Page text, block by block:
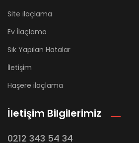
Site ilaçlama
Ev İlaçlama
Sık Yapılan Hatalar
İletişim
Haşere ilaçlama
İletişim Bilgilerimiz
0212 343 54 34